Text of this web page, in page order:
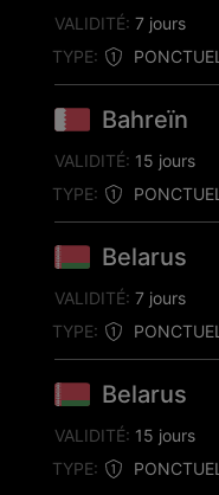
TYPE: PONCTUEL
VALIDITÉ: 7 jours
Bahreïn
TYPE: PONCTUEL
VALIDITÉ: 15 jours
Belarus
TYPE: PONCTUEL
VALIDITÉ: 7 jours
Belarus
TYPE: PONCTUEL
VALIDITÉ: 15 jours